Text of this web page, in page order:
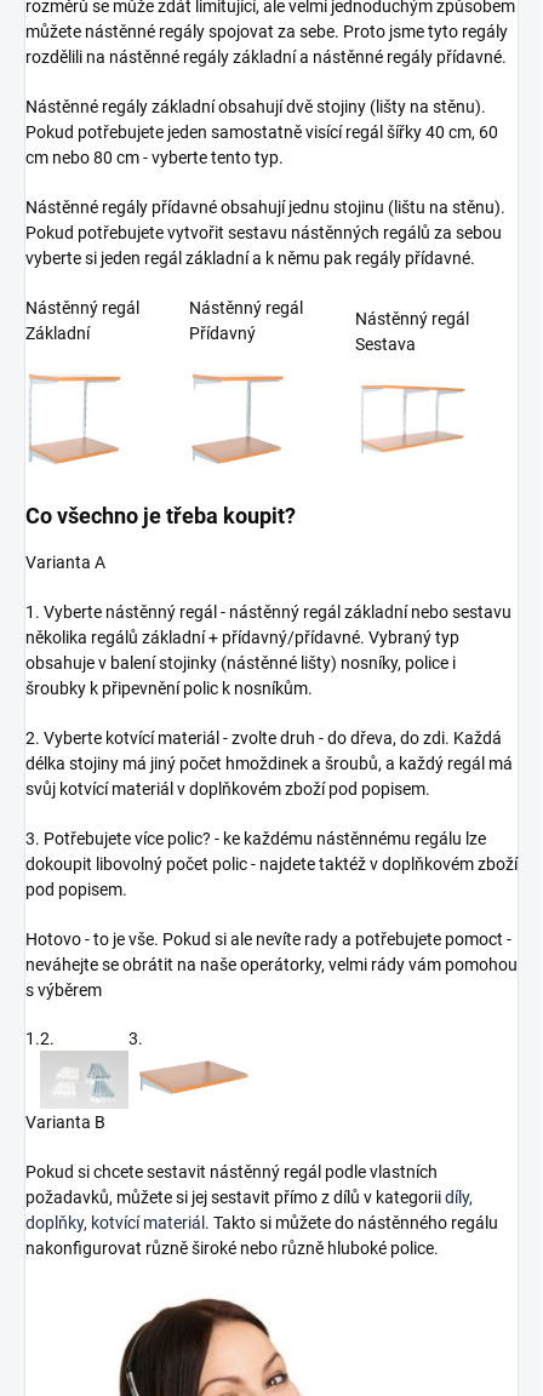
rozměrů se může zdát limitující, ale velmi jednoduchým způsobem
můžete nástěnné regály spojovat za sebe. Proto jsme tyto regály
rozdělili na nástěnné regály základní a nástěnné regály přídavné.
Nástěnné regály základní obsahují dvě stojiny (lišty na stěnu).
Pokud potřebujete jeden samostatně visící regál šířky 40 cm, 60
cm nebo 80 cm - vyberte tento typ.
Nástěnné regály přídavné obsahují jednu stojinu (lištu na stěnu).
Pokud potřebujete vytvořit sestavu nástěnných regálů za sebou
vyberte si jeden regál základní a k němu pak regály přídavné.
Nástěnný regál
Základní
Nástěnný regál
Přídavný
Nástěnný regál
Sestava
Co všechno je třeba koupit?
Varianta A
1. Vyberte nástěnný regál - nástěnný regál základní nebo sestavu
několika regálů základní + přídavný/přídavné. Vybraný typ
obsahuje v balení stojinky (nástěnné lišty) nosníky, police i
šroubky k připevnění polic k nosníkům.
2. Vyberte kotvící materiál - zvolte druh - do dřeva, do zdi. Každá
délka stojiny má jiný počet hmoždinek a šroubů, a každý regál má
svůj kotvící materiál v doplňkovém zboží pod popisem.
3. Potřebujete více polic? - ke každému nástěnnému regálu lze
dokoupit libovolný počet polic - najdete taktéž v doplňkovém zboží
pod popisem.
Hotovo - to je vše. Pokud si ale nevíte rady a potřebujete pomoct -
neváhejte se obrátit na naše operátorky, velmi rády vám pomohou
s výběrem
1.2. 3.
Varianta B
Pokud si chcete sestavit nástěnný regál podle vlastních
požadavků, můžete si jej sestavit přímo z dílů v kategoriidíly,
doplňky, kotvící materiál . Takto si můžete do nástěnného regálu
nakonfigurovat různě široké nebo různě hluboké police.